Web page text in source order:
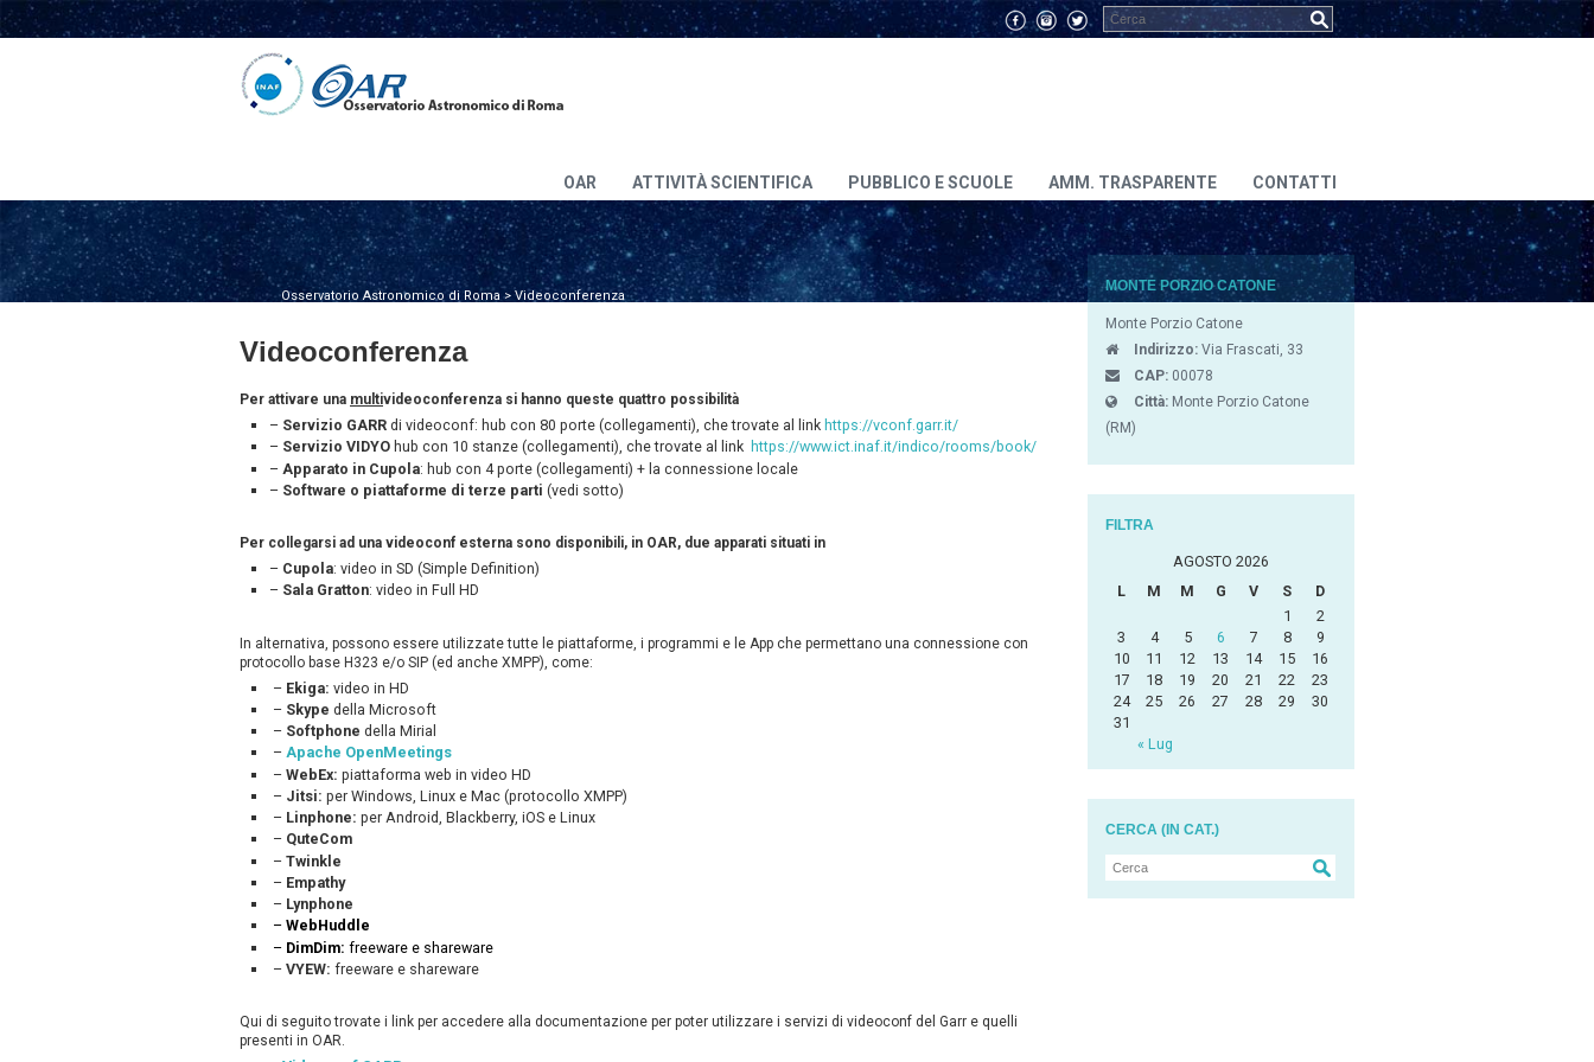
OAR ATTIVITÀ SCIENTIFICA PUBBLICO E SCUOLE AMM. TRASPARENTE CONTATTI
Osservatorio Astronomico di Roma> Videoconferenza
Videoconferenza
Per attivare una multivideoconferenza si hanno queste quattro possibilità
– Servizio GARR di videoconf: hub con 80 porte (collegamenti), che trovate al link https://vconf.garr.it/
– Servizio VIDYO hub con 10 stanze (collegamenti), che trovate al link https://www.ict.inaf.it/indico/rooms/book/
– Apparato in Cupola: hub con 4 porte (collegamenti) + la connessione locale
– Software o piattaforme di terze parti (vedi sotto)
Per collegarsi ad una videoconf esterna sono disponibili, in OAR, due apparati situati in
– Cupola: video in SD (Simple Definition)
– Sala Gratton: video in Full HD
In alternativa, possono essere utilizzate tutte le piattaforme, i programmi e le App che permettano una connessione con
protocollo base H323 e/o SIP (ed anche XMPP), come:
– Ekiga: video in HD
– Skype della Microsoft
– Softphone della Mirial
– Apache OpenMeetings
– WebEx: piattaforma web in video HD
– Jitsi: per Windows, Linux e Mac (protocollo XMPP)
– Linphone: per Android, Blackberry, iOS e Linux
– QuteCom
– Twinkle
– Empathy
– Lynphone
– WebHuddle
– DimDim: freeware e shareware
– VYEW: freeware e shareware
Qui di seguito trovate i link per accedere alla documentazione per poter utilizzare i servizi di videoconf del Garr e quelli
presenti in OAR.
MONTE PORZIO CATONE
Monte Porzio Catone
Indirizzo: Via Frascati, 33
CAP: 00078
Città: Monte Porzio Catone
(RM)
FILTRA
AGOSTO 2026
L
M M G V S D
« Lug
1
2
3
4 5 6 7 8
9
10
11 12 13 14 15
16
17
18 19 20 21 22
23
24
25 26 27 28 29
30
31
CERCA (IN CAT.)